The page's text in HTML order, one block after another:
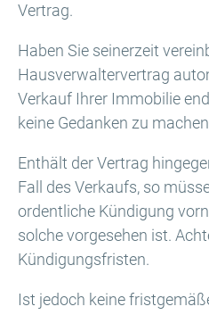
Vertrag.
Haben Sie seinerzeit
Hausverwaltervertrag
Verkauf Ihrer Immobilie
keine Gedanken zu
Enthält der Vertrag
Fall des Verkaufs, so
ordentliche Kündigung
solche vorgesehen ist.
Kündigungsfristen.
Ist jedoch keine